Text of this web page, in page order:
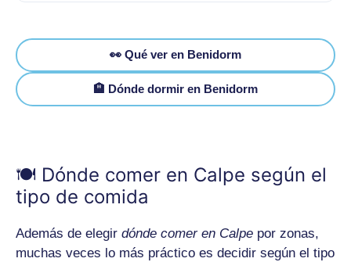
restaurantes
Revisa
y que cada sección tenga
.tm-grid-3con tarjetas .tm-card-simple
👀 Qué ver en Benidorm
🏨 Dónde dormir en Benidorm
🍽️ Dónde comer en Calpe según el
tipo de comida
Además de elegir dónde comer en Calpe por zonas,
muchas veces lo más práctico es decidir según el tipo